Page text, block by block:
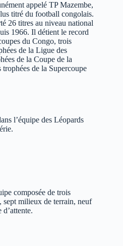
appelé TP Mazembe,
titré du football congolais.
26 titres au niveau national
1966. Il détient le record
du Congo, trois
de la Ligue des
de la Coupe de la
de la Supercoupe
l’équipe des Léopards
composée de trois
sept milieux de terrain, neuf